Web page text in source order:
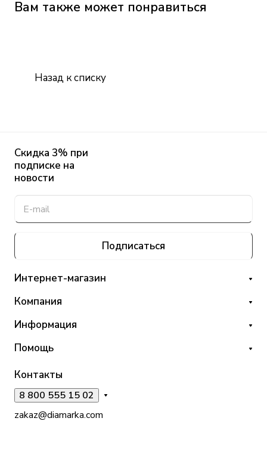
Вам также может понравиться
Назад к списку
Скидка 3% при
подписке на
новости
Подписаться
Интернет-магазин
Компания
Информация
Помощь
Контакты
8 800 555 15 02
zakaz@diamarka.com